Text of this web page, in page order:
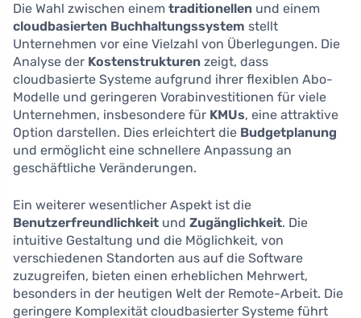
Die Wahl zwischen einem traditionellen und einem
cloudbasierten Buchhaltungssystem stellt
Unternehmen vor eine Vielzahl von Überlegungen. Die
Analyse der Kostenstrukturen zeigt, dass
cloudbasierte Systeme aufgrund ihrer flexiblen Abo-
Modelle und geringeren Vorabinvestitionen für viele
Unternehmen, insbesondere für KMUs, eine attraktive
Option darstellen. Dies erleichtert die Budgetplanung
und ermöglicht eine schnellere Anpassung an
geschäftliche Veränderungen.
Ein weiterer wesentlicher Aspekt ist die
Benutzerfreundlichkeit und Zugänglichkeit. Die
intuitive Gestaltung und die Möglichkeit, von
verschiedenen Standorten aus auf die Software
zuzugreifen, bieten einen erheblichen Mehrwert,
besonders in der heutigen Welt der Remote-Arbeit. Die
geringere Komplexität cloudbasierter Systeme führt